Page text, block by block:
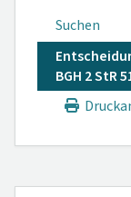
Suchen
BGH 2 StR